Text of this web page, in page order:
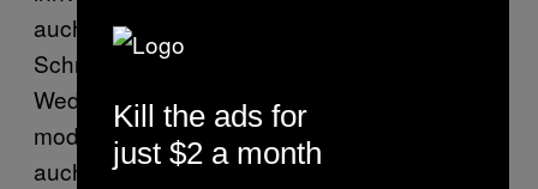
auch schon war. Das Van-der-Bellen-
Schnitzel wird garniert mit importierten
Wedges und Erbsensauce serviert. Kurz:
modern, aber halt auch so, wie es niemals
auch nur irgendein vernunftbegabter Mensch
Kill the ads for
just $2 a month